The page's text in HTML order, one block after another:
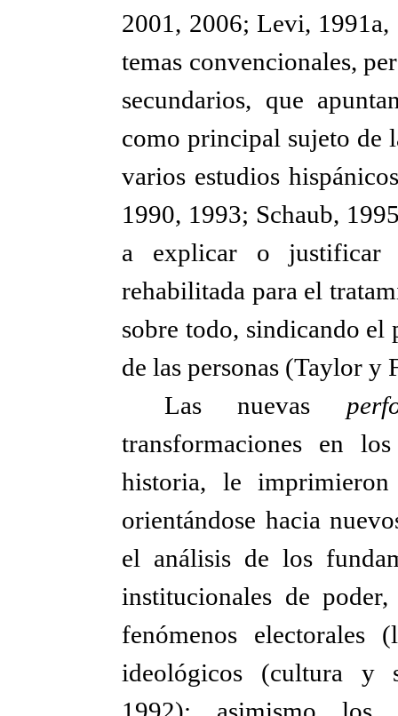
2001, 2006; Levi,
temas convencionales,
secundarios, que
como principal sujeto de
varios estudios
1990, 1993; Schaub,
a explicar o justificar
rehabilitada para el
sobre todo, sindicando el
de las personas (Taylor y
Las nuevas
transformaciones en
historia, le
orientándose hacia
el análisis de los
institucionales de
fenómenos electorales
ideológicos (cultura y